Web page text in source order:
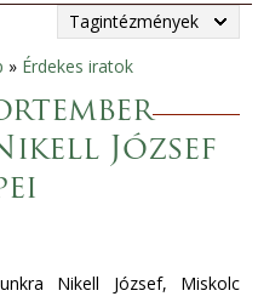
Tagintézmények
» Érdekes iratok
József
Nikell József, Miskolc